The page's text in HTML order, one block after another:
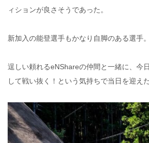
ィションが良さそうであった。
新加入の能登選手もかなり自脚のある選手。
逞しい頼れるeNShareの仲間と一緒に、今
して戦い抜く！という気持ちで当日を迎えた